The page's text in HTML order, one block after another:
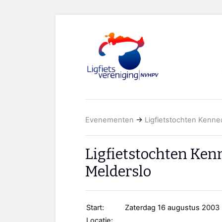
Evenementen → Ligfietstochten
Ligfietstochten
Melderslo
Start:
Zaterdag 16 augustus 2003